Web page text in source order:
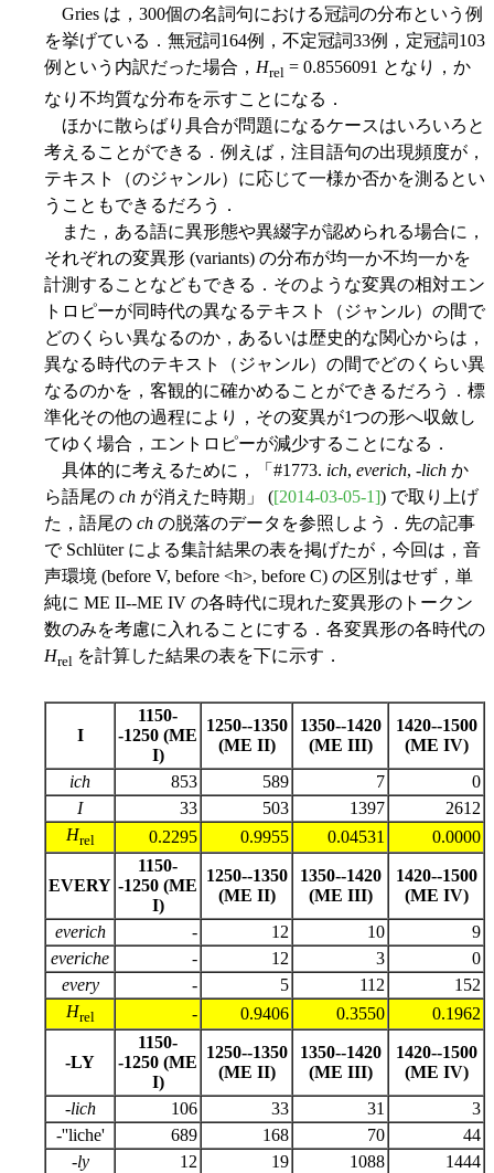
Gries は，300個の名詞句における冠詞の分布という例
を挙げている．無冠詞164例，不定冠詞33例，定冠詞103
例という内訳だった場合， Hrel = 0.8556091 となり，か
なり不均質な分布を示すことになる．
ほかに散らばり具合が問題になるケースはいろいろと
考えることができる．例えば，注目語句の出現頻度が，
テキスト（のジャンル）に応じて一様か否かを測るとい
うこともできるだろう．
また，ある語に異形態や異綴字が認められる場合に，
それぞれの変異形 (variants) の分布が均一か不均一かを
計測することなどもできる．そのような変異の相対エン
トロピーが同時代の異なるテキスト（ジャンル）の間で
どのくらい異なるのか，あるいは歴史的な関心からは，
異なる時代のテキスト（ジャンル）の間でどのくらい異
なるのかを，客観的に確かめることができるだろう．標
準化その他の過程により，その変異が1つの形へ収斂し
てゆく場合，エントロピーが減少することになる．
具体的に考えるために，「#1773. ich, everich, -lich か
ら語尾の ch が消えた時期」 ([2014-03-05-1]) で取り上げ
た，語尾の ch の脱落のデータを参照しよう．先の記事
で Schlüter による集計結果の表を掲げたが，今回は，音
声環境 (before V, before <h>, before C) の区別はせず，単
純に ME II--ME IV の各時代に現れた変異形のトークン
数のみを考慮に入れることにする．各変異形の各時代の
Hrel を計算した結果の表を下に示す．
I
1150-
-1250 (ME
I)
1250--1350
(ME II)
1350--1420
(ME III)
1420--1500
(ME IV)
ich
853 589 7
0
I
33 503 1397
2612
Hrel 0.2295 0.9955 0.04531 0.0000
EVERY
1150-
-1250 (ME
I)
1250--1350
(ME II)
1350--1420
(ME III)
1420--1500
(ME IV)
everich
- 12 10
9
everiche
- 12 3
0
every
- 5 112
152
Hrel - 0.9406 0.3550 0.1962
-LY
1150-
-1250 (ME
I)
1250--1350
(ME II)
1350--1420
(ME III)
1420--1500
(ME IV)
-lich 106 33 31
3
-''liche'
689 168 70
44
-ly 12 19 1088
1444